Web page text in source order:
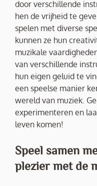
door verschillende
hen de vrijheid te
spelen met diverse
kunnen ze hun
muzikale
van verschillende
hun eigen geluid te
een speelse manier
wereld van muziek.
experimenteren en
leven komen!
Speel samen
plezier met de